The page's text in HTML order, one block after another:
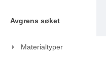
Avgrens søket
Materialtyper